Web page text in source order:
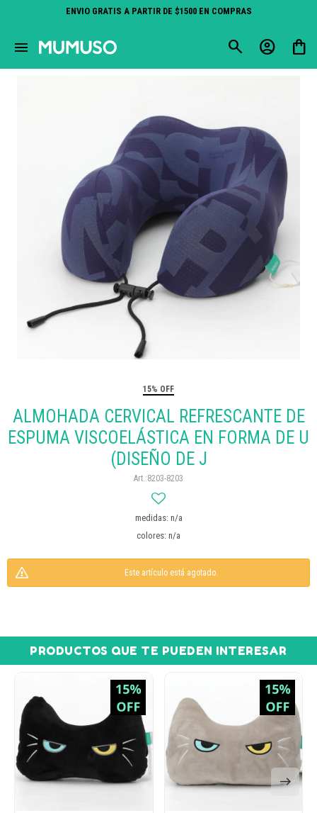
ENVIO GRATIS A PARTIR DE $1500 EN COMPRAS
menu
15% OFF
ALMOHADA CERVICAL REFRESCANTE DE
ESPUMA VISCOELÁSTICA EN FORMA DE U
(DISEÑO DE J
8203-8203
medidas: n/a
colores: n/a
Este artículo está agotado.
PRODUCTOS QUE TE PUEDEN INTERESAR
close